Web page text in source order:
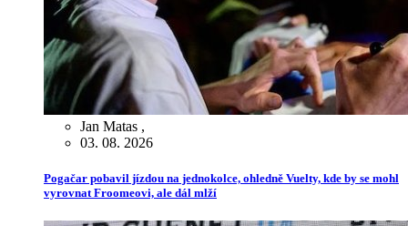
Jan Matas ,
03. 08. 2026
Pogačar pobavil jízdou na jednokolce, ohledně Vuelty, kde by se mohl
vyrovnat Froomeovi, ale dál mlží